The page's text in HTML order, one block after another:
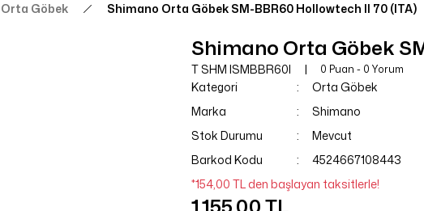
Orta Göbek Shimano Orta Göbek SM-BBR60 Hollowtech II 70 (ITA)
Shimano Orta Göbek
T SHM ISMBBR60I 0 Puan - 0 Yorum
Kategori
Orta Göbek
Marka
Shimano
Stok Durumu
Mevcut
Barkod Kodu
4524667108443
*154,00 TL den başlayan taksitlerle!